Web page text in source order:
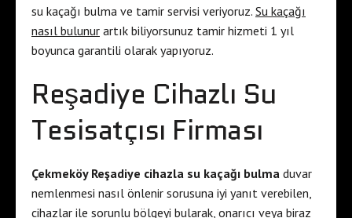
su kaçağı bulma ve tamir servisi veriyoruz. Su kaçağı
nasıl bulunur artık biliyorsunuz tamir hizmeti 1 yıl
boyunca garantili olarak yapıyoruz.
Reşadiye Cihazlı Su
Tesisatçısı Firması
Çekmeköy Reşadiye cihazla su kaçağı bulma duvar
nemlenmesi nasıl önlenir sorusuna iyi yanıt verebilen,
cihazlar ile sorunlu bölgeyi bularak, onarıcı veya biraz